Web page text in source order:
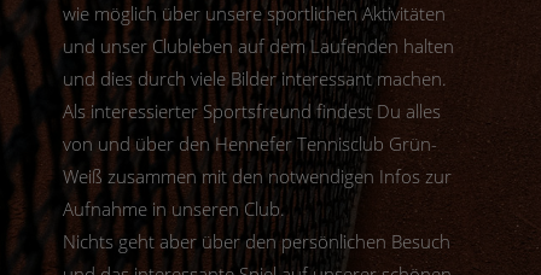
wie möglich über unsere sportlichen Aktivitäten
und unser Clubleben auf dem Laufenden halten
und dies durch viele Bilder interessant machen.
Als interessierter Sportsfreund findest Du alles
von und über den Hennefer Tennisclub Grün-
Weiß zusammen mit den notwendigen Infos zur
Aufnahme in unseren Club.
Nichts geht aber über den persönlichen Besuch